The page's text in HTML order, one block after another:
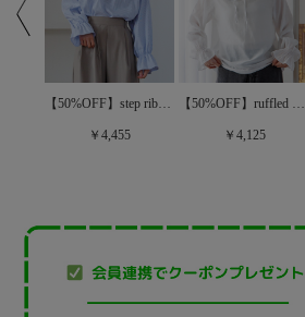
【50%OFF】step ribbon blouse～ｽﾃｯﾌﾟﾘﾎﾞﾝﾌﾞﾗｳｽ
￥4,455
【50%OFF】ruffled collar blouse～ﾗｯﾌﾙﾄﾞｶﾗｰﾌﾞﾗｳｽ
￥4,125